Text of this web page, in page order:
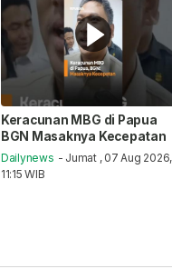
Keracunan MBG di Papua
BGN Masaknya Kecepatan
Dailynews - Jumat , 07 Aug 2026,
11:15 WIB